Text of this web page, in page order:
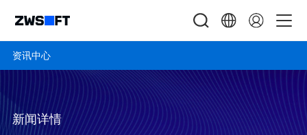
新闻详情
资讯中心